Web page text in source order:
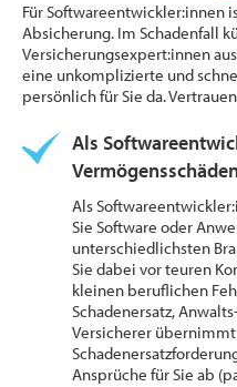
Für Softwareentwickler:innen
Absicherung. Im Schadenfall
Versicherungsexpert:innen
eine unkomplizierte und
persönlich für Sie da.
Als
Als
Sie Software oder
unterschiedlichsten
Sie dabei vor teuren
kleinen beruflichen
Schadenersatz,
Versicherer
Ansprüche für Sie ab